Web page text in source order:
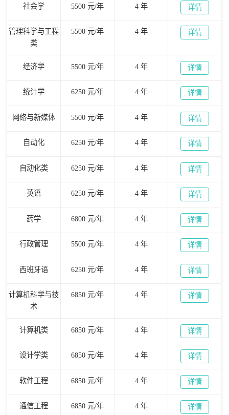
社会学 5500 元/年 4 年 详情
管理科学与工程
类
5500 元/年 4 年 详情
经济学 5500 元/年 4 年 详情
统计学 6250 元/年 4 年 详情
网络与新媒体 5500 元/年 4 年 详情
自动化 6250 元/年 4 年 详情
自动化类 6250 元/年 4 年 详情
英语 6250 元/年 4 年 详情
药学 6800 元/年 4 年 详情
行政管理 5500 元/年 4 年 详情
西班牙语 6250 元/年 4 年 详情
计算机科学与技
术
6850 元/年 4 年 详情
计算机类 6850 元/年 4 年 详情
设计学类 6850 元/年 4 年 详情
软件工程 6850 元/年 4 年 详情
通信工程 6850 元/年 4 年 详情